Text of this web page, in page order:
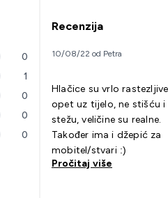
0
1
0
0
0
Recenzija
10/08/22 od Petra
Hlačice su vrlo
opet uz tijelo, ne stišću i
stežu, veličine su realne.
Također ima i džepić za
mobitel/stvari :)
Pročitaj više